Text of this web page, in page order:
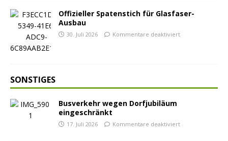
Offizieller Spatenstich für Glasfaser-
Ausbau
30. Juli 2026 Kommentare deaktiviert
SONSTIGES
Busverkehr wegen Dorfjubiläum
eingeschränkt
17. Juli 2026 Kommentare deaktiviert